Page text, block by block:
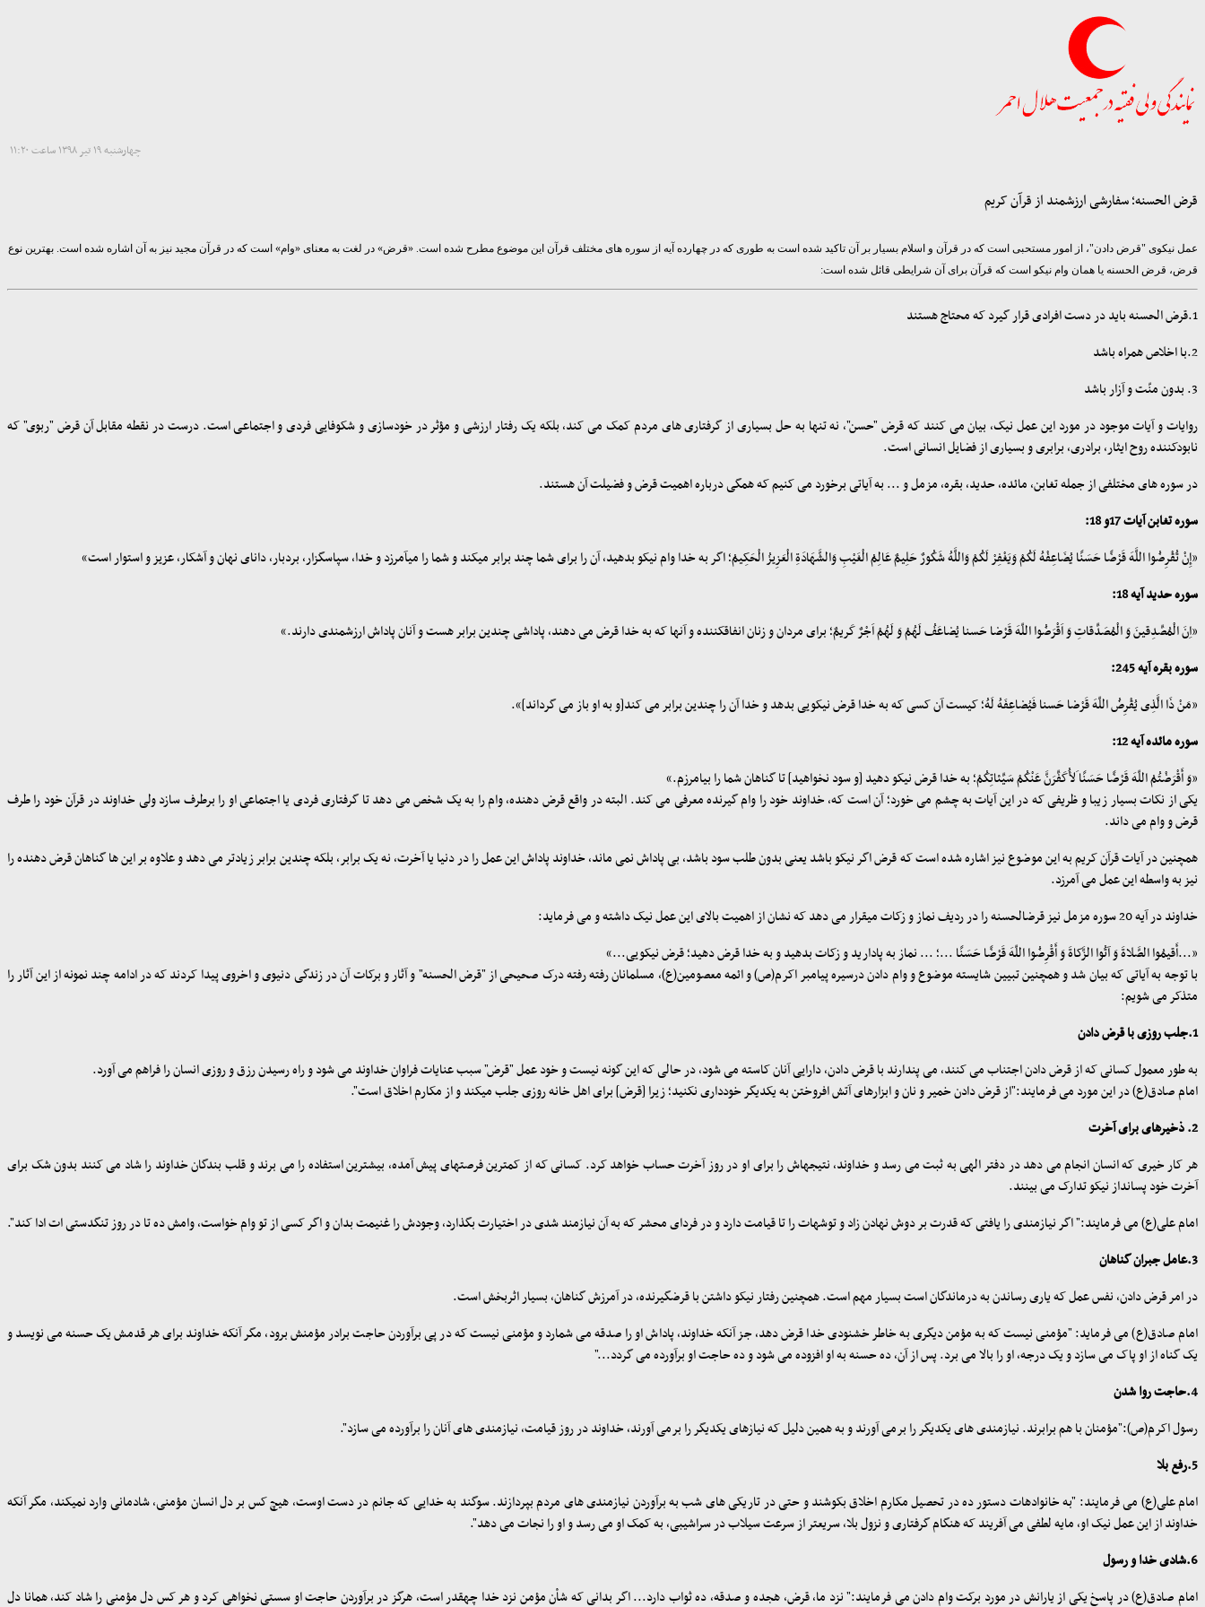
چهارشنبه ۱۹ تیر ۱۳۹۸ ساعت ۱۱:۲۰
قرض الحسنه؛ سفارشی ارزشمند از قرآن کریم
عمل نیکوی "قرض دادن"، از امور مستحبی است که در قرآن و اسلام بسیار بر آن تاکید شده است به طوری که در چهارده آیه از سوره های مختلف قرآن این موضوع مطرح شده است. «قرض» در لغت به معنای «وام» است که در قرآن مجید نیز به آن اشاره شده است. بهترین نوع
قرض، قرض الحسنه یا همان وام نیکو است که قرآن برای آن شرایطی قائل شده است:
1.قرض الحسنه باید در دست افرادی قرار گیرد که محتاج هستند
2.با اخلاص همراه باشد
3. بدون منّت و آزار باشد
روایات و آیات موجود در مورد این عمل نیک، بیان می کنند که قرض "حسن"، نه تنها به حل بسیاری از گرفتاری های مردم کمک می کند، بلکه یک رفتار ارزشی و مؤثر در خودسازی و شکوفایی فردی و اجتماعی است. درست در نقطه مقابل آن قرض "ربوی" که
نابودکننده روح ایثار، برادری، برابری و بسیاری از فضایل انسانی است.
در سوره ‏های مختلفی از جمله تغابن، مائده، حدید، بقره، مزمل و ... به آیاتی برخورد می کنیم که همگی درباره اهمیت قرض و فضیلت آن هستند.
سوره تغابن آیات 17و 18
:
«إِنْ تُقْرِضُوا اللَّهَ قَرْضًا حَسَنًا یُضَاعِفْهُ لَکُمْ وَیَغْفِرْ لَکُمْ وَاللَّهُ شَکُورٌ حَلِیمٌ عَالِمُ الْغَیْبِ وَالشَّهَادَةِ الْعَزِیزُ الْحَکِیمُ؛ اگر به خدا وام نیکو بدهید، آن را برای شما چند برابر می‏کند و شما را می‏آمرزد و خدا، سپاس‏گزار، بردبار، دانای نهان و آشکار، عزیز و استوار است»
سوره حدید آیه 18 :
«اِنَ الْمُصِّدِقینَ وَ الْمُصَدِّقاتِ وَ اَقْرَضُوا اللّه‏َ قَرْضا حَسنا یُضاعَفُ لَهُمْ وَ لَهُمْ اَجْرٌ کَریمٌ؛ برای مردان و زنان انفاق‏کننده و آنها که به خدا قرض می دهند، پاداشی چندین برابر هست و آنان پاداش ارزش‏مندی دارند.
»
سوره بقره آیه 245
:
«مَنْ ذَا الَّذِی یُقْرِضُ اللّه‏َ قَرْضا حَسنا فَیُضاعِفَهُ لَهُ؛ کیست آن کسی که به خدا قرض نیکویی بدهد و خدا آن را چندین برابر می کند[و به او باز می گرداند]».
سوره مائده آیه 12
:
«وَ أَقْرَضْتُمُ اللّهَ قَرْضًا حَسَنًا َلأُکَفِّرَنَّ عَنْکُمْ سَیِّئاتِکُمْ؛ به خدا قرض نیکو دهید [و سود نخواهید] تا گناهان شما را بیامرزم.
»
یکی از نکات بسیار زیبا و ظریفی که در این آیات به چشم می خورد؛ آن است که، خداوند خود را وام گیرنده معرفی می کند. البته در واقع قرض دهنده، وام را به یک شخص می دهد تا گرفتاری فردی یا اجتماعی او را برطرف سازد ولی خداوند در قرآن خود را طرف
قرض و وام می داند.
همچنین در آیات قرآن کریم به این موضوع نیز اشاره شده است که قرض اگر نیکو باشد یعنی بدون طلب سود باشد، بی پاداش نمی ماند، خداوند پاداش این عمل را در دنیا یا آخرت، نه یک برابر، بلکه چندین برابر زیادتر می دهد و علاوه بر این ها گناهان قرض دهنده را
نیز به واسطه این عمل می آمرزد.
خداوند در آیه 20 سوره مزمل نیز قرض‏الحسنه را در ردیف نماز و زکات می‏قرار می دهد که نشان از اهمیت بالای این عمل نیک داشته و می فرماید
:
«...أَقیمُوا الصَّلاةَ وَ آتُوا الزَّکاةَ وَ أَقْرِضُوا اللّهَ قَرْضًا حَسَنًا ...؛ ... نماز به پادارید و زکات بدهید و به خدا قرض دهید؛ قرض نیکویی...»
با توجه به آیاتی که بیان شد و همچنین تبیین شایسته موضوع و وام دادن درسیره پیامبر اکرم(ص) و ائمه معصومین(ع)، مسلمانان رفته رفته درک صحیحی از "قرض الحسنه" و آثار و برکات آن در زندگی دنیوی و اخروی پیدا کردند که در ادامه چند نمونه از این آثار را
متذکر می شویم:
1.جلب روزی با قرض دادن
به طور معمول کسانی که از قرض دادن اجتناب می کنند، می پندارند با قرض دادن، دارایی آنان کاسته می شود، در حالی ‏که این ‏گونه نیست و خود عمل "قرض" سبب عنایات فراوان خداوند می شود و راه رسیدن رزق و روزی انسان را فراهم می آورد.
امام صادق(ع) در این مورد می فرمایند:"از قرض دادن خمیر و نان و ابزارهای آتش افروختن به یکدیگر خودداری نکنید؛ زیرا [قرض] برای اهل خانه روزی جلب می‏کند و از مکارم اخلاق است."
2. ذخیره‏ای برای آخرت
هر کار خیری که انسان انجام می دهد در دفتر الهی به ثبت می رسد و خداوند، نتیجه‏اش را برای او در روز آخرت حساب خواهد کرد. کسانی که از کمترین فرصت‏های پیش آمده، بیشترین استفاده را می برند و قلب بندگان خداوند را شاد می کنند بدون شک برای
آخرت خود پس‏انداز نیکو تدارک می بینند.
امام علی(ع) می فرمایند:" اگر نیازمندی را یافتی که قدرت بر دوش نهادن زاد و توشه‏ات را تا قیامت دارد و در فردای محشر که به آن نیازمند شدی در اختیارت بگذارد، وجودش را غنیمت بدان و اگر کسی از تو وام خواست، وامش ده تا در روز تنگ‏دستی ات ادا کند."
3.عامل جبران گناهان
در امر قرض دادن، نفس عمل که یاری رساندن به درماندگان است بسیار مهم است. همچنین رفتار نیکو داشتن با قرض‏گیرنده، در آمرزش گناهان، بسیار اثربخش است.
امام صادق(ع) می ‏فرماید: "مؤمنی نیست که به مؤمن دیگری به خاطر خشنودی خدا قرض دهد، جز آنکه خداوند، پاداش او را صدقه می شمارد و مؤمنی نیست که در پی برآوردن حاجت برادر مؤمنش برود، مگر آنکه خداوند برای هر قدمش یک حسنه می ‏نویسد و
یک گناه از او پاک می ‏سازد و یک درجه، او را بالا می برد. پس از آن، ده حسنه به او افزوده می ‏شود و ده حاجت او برآورده می گردد..."
4.حاجت روا شدن
رسول اکرم(ص):"مؤمنان با هم برابرند. نیازمندی ‏های یکدیگر را برمی ‏آورند و به همین دلیل که نیازهای یکدیگر را برمی ‏آورند، خداوند در روز قیامت، نیازمندی ‏های آنان را برآورده می سازد."
5.رفع بلا
امام علی(ع) می فرمایند: "به خانواده‏ات دستور ده در تحصیل مکارم اخلاق بکوشند و حتی در تاریکی ‏های شب به برآوردن نیازمندی‏ های مردم بپردازند. سوگند به خدایی که جانم در دست اوست، هیچ کس بر دل انسان مؤمنی، شادمانی وارد نمی‏کند، مگر آنکه
خداوند از این عمل نیک او، مایه لطفی می ‏آفریند که هنگام گرفتاری و نزول بلا، سریع‏تر از سرعت سیلاب در سراشیبی، به کمک او می رسد و او را نجات می ‏دهد."
6.شادی خدا و رسول
امام صادق(ع) در پاسخ یکی از یارانش در مورد برکت وام دادن می ‏فرمایند:" نزد ما، قرض، هجده و صدقه، ده ثواب دارد... اگر بدانی که شأن مؤمن نزد خدا چه‏قدر است، هرگز در برآوردن حاجت او سستی نخواهی کرد و هر کس دل مؤمنی را شاد کند، همانا دل